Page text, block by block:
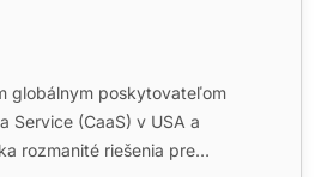
globálnym poskytovateľom
Service (CaaS) v USA a
rozmanité riešenia pre